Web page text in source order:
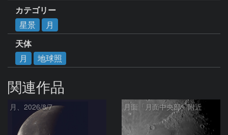
カテゴリー
星景
月
天体
月
地球照
関連作品
月、2026/8/7 月面「月面中央部」附近